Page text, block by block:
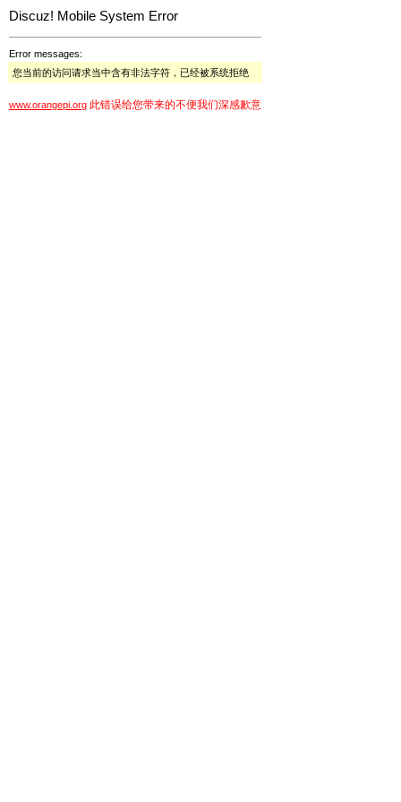
Discuz! Mobile System Error
Error messages:
您当前的访问请求当中含有非法字符，已经被系统拒绝
www.orangepi.org 此错误给您带来的不便我们深感歉意